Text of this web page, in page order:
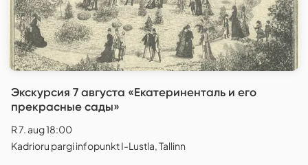
Экскурсия 7 августа «Екатериненталь и его
прекрасные сады»
R 7. aug 18:00
Kadrioru pargi infopunkt I-Lustla, Tallinn